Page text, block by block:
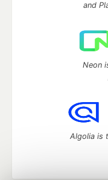
and
Neon
Algolia is